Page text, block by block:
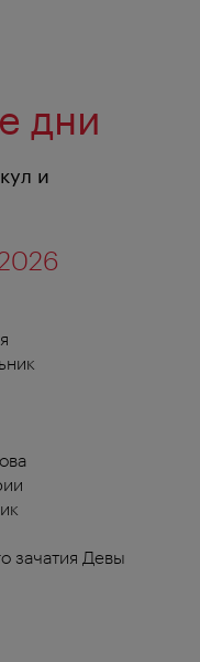
дни
и
зачатия Девы